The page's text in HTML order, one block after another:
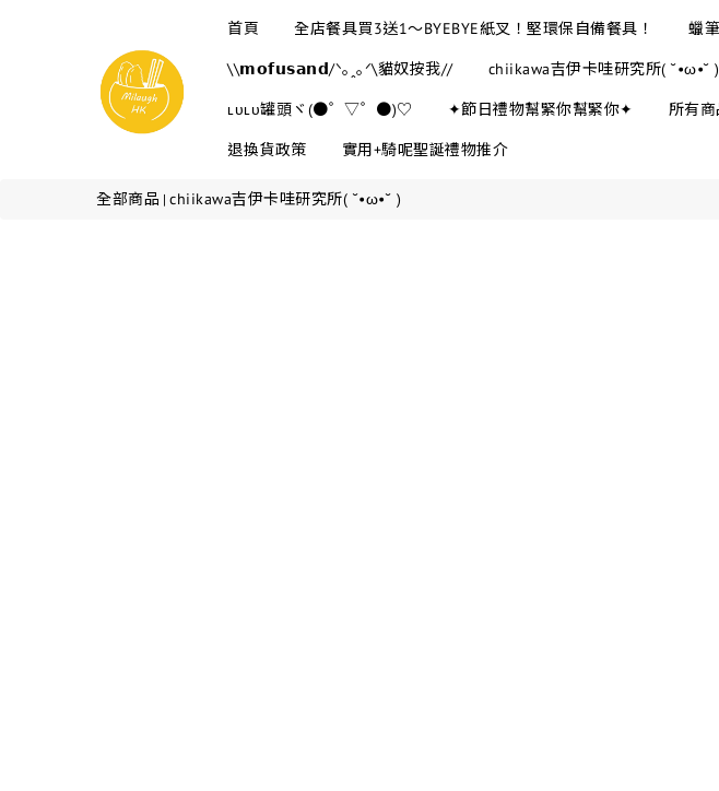
首頁 全店餐具買3送1～BYEBYE紙叉！堅環保自備餐具！ 蠟
\\𝗺𝗼𝗳𝘂𝘀𝗮𝗻𝗱/ᐠ｡ꞈ｡ᐟ\貓奴按我// chiikawa吉伊卡哇研究所( ˘•ω•˘ )
ʟᴜʟᴜ罐頭ヾ(●゜▽゜●)♡ ✦節日禮物幫緊你幫緊你✦ 所有商
退換貨政策 實用+騎呢聖誕禮物推介
全部商品 | chiikawa吉伊卡哇研究所( ˘•ω•˘ )